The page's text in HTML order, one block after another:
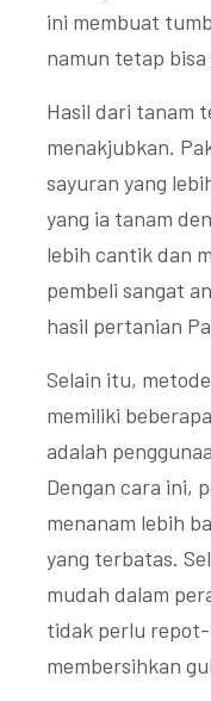
ini membuat
namun tetap
Hasil dari tanam
menakjubkan.
sayuran yang
yang ia tanam
lebih cantik dan
pembeli sangat
hasil pertanian
Selain itu,
memiliki
adalah
Dengan cara ini,
menanam lebih
yang terbatas.
mudah dalam
tidak perlu
membersihkan